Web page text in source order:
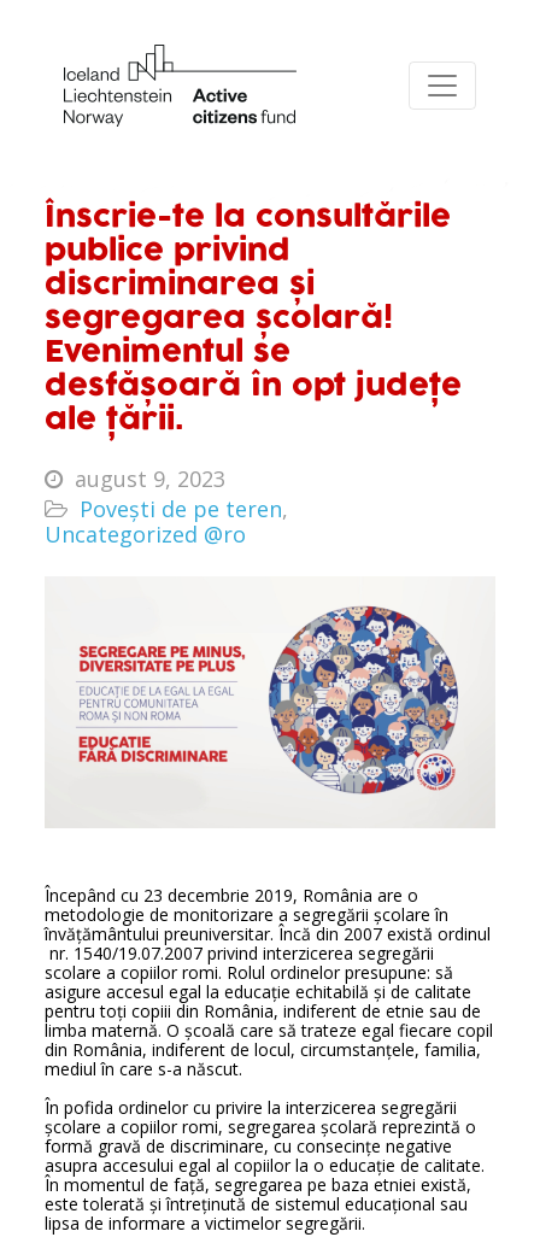
Înscrie-te la consultările
publice privind
discriminarea și
segregarea școlară!
Evenimentul se
desfășoară în opt județe
ale țării.
august 9, 2023
Povești de pe teren,
Uncategorized @ro
Începând cu 23 decembrie 2019, România are o
metodologie de monitorizare a segregării școlare în
învățământului preuniversitar. Încă din 2007 există ordinul
nr. 1540/19.07.2007 privind interzicerea segregării
scolare a copiilor romi. Rolul ordinelor presupune: să
asigure accesul egal la educație echitabilă și de calitate
pentru toți copiii din România, indiferent de etnie sau de
limba maternă. O școală care să trateze egal fiecare copil
din România, indiferent de locul, circumstanțele, familia,
mediul în care s-a născut.
În pofida ordinelor cu privire la interzicerea segregării
școlare a copiilor romi, segregarea şcolară reprezintă o
formă gravă de discriminare, cu consecinţe negative
asupra accesului egal al copiilor la o educaţie de calitate.
În momentul de față, segregarea pe baza etniei există,
este tolerată și întreținută de sistemul educațional sau
lipsa de informare a victimelor segregării.